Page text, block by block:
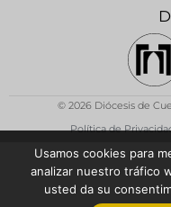
© 2026 Diócesis de
Política de
Usamos cookies para
analizar nuestro tráfico
usted da su